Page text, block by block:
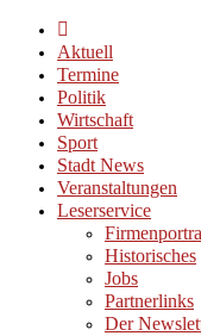
Aktuell
Termine
Politik
Wirtschaft
Sport
Stadt News
Veranstaltungen
Leserservice
Historisches
Jobs
Partnerlinks
Der